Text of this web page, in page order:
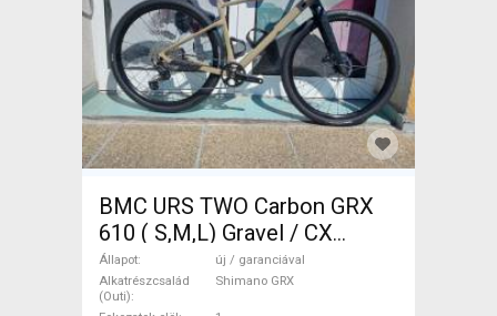
BMC URS TWO Carbon GRX
610 ( S,M,L) Gravel / CX
Shimano GRX tárcsafék új /
garanciával ELADÓ
Állapot
új / garanciával
Alkatrészcsalád
(Outi)
Shimano GRX